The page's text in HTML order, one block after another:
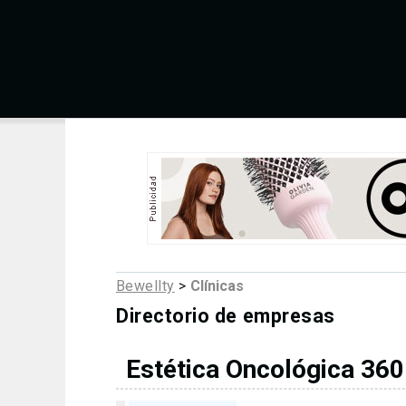
Bewellty > Clínicas
Directorio de empresas
Estética Oncológica 360